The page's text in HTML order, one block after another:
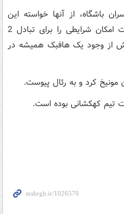
باشگاه،‌ از آنها خواسته این
موضوع را جدی دنبال کنند و در صورت امکان شرایطی را برای تبادل 2
از وجود یک هافبک همیشه در